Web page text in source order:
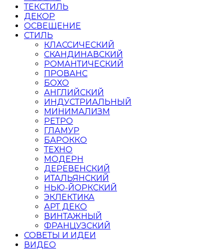
ТЕКСТИЛЬ
ДЕКОР
ОСВЕЩЕНИЕ
СТИЛЬ
КЛАССИЧЕСКИЙ
СКАНДИНАВСКИЙ
РОМАНТИЧЕСКИЙ
ПРОВАНС
БОХО
АНГЛИЙСКИЙ
ИНДУСТРИАЛЬНЫЙ
МИНИМАЛИЗМ
РЕТРО
ГЛАМУР
БАРОККО
ТЕХНО
МОДЕРН
ДЕРЕВЕНСКИЙ
ИТАЛЬЯНСКИЙ
НЬЮ-ЙОРКСКИЙ
ЭКЛЕКТИКА
АРТ ДЕКО
ВИНТАЖНЫЙ
ФРАНЦУЗСКИЙ
СОВЕТЫ И ИДЕИ
ВИДЕО